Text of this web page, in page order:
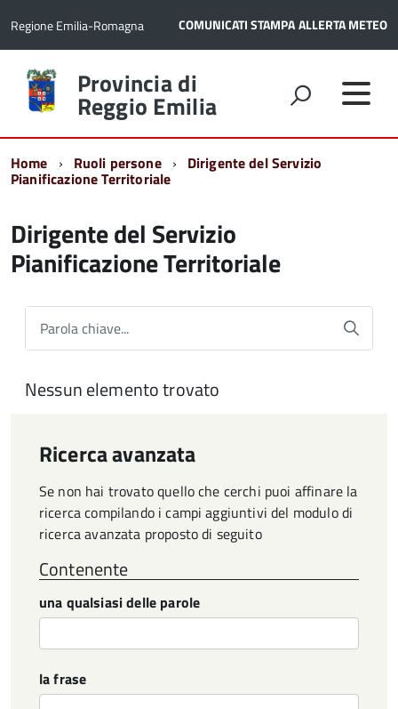
Regione Emilia-Romagna COMUNICATI STAMPAALLERTA METEO
Torna
alla
home
Provincia di
Reggio Emilia
Home Ruoli persone Dirigente del Servizio
Pianificazione Territoriale
Dirigente del Servizio
Pianificazione Territoriale
Parola chiave...
Nessun elemento trovato
Ricerca avanzata
Se non hai trovato quello che cerchi puoi affinare la
ricerca compilando i campi aggiuntivi del modulo di
ricerca avanzata proposto di seguito
Contenente
una qualsiasi delle parole
la frase